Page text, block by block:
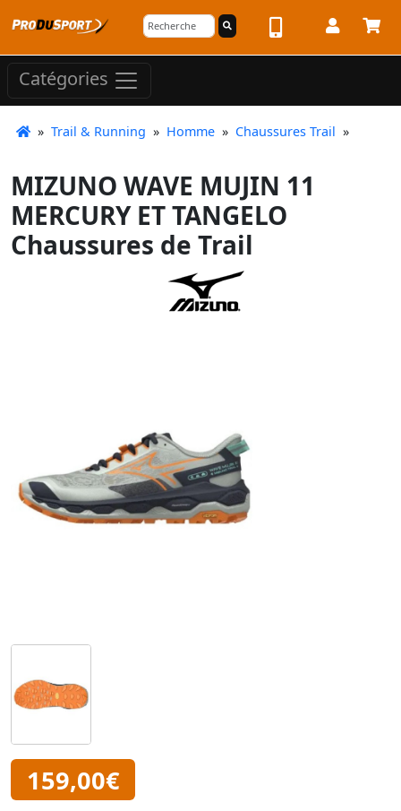
Catégories
» Trail & Running » Homme » Chaussures Trail »
MIZUNO WAVE MUJIN 11
MERCURY ET TANGELO
Chaussures de Trail
159,00€